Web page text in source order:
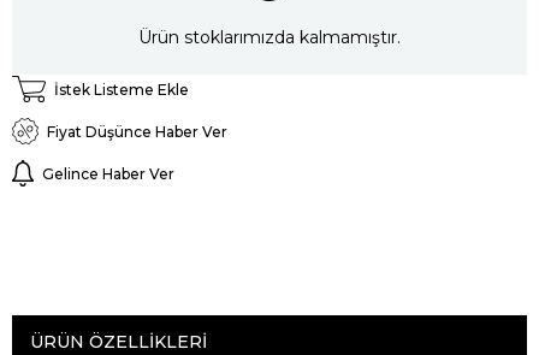
Ürün stoklarımızda kalmamıştır.
İstek Listeme Ekle
Fiyat Düşünce Haber Ver
Gelince Haber Ver
ÜRÜN ÖZELLIKLERI